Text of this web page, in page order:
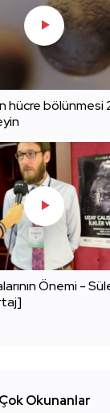
hücre bölünmesi
Önemi -
Çok Okunanlar